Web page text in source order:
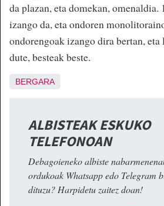
da plazan, eta domekan, omenaldia.
izango da, eta ondoren
ondorengoak izango dira bertan,
dute, besteak beste.
BERGARA
ALBISTEAK ESKUKO
TELEFONOAN
Debagoieneko albiste
ordukoak Whatsapp edo Telegram
dituzu? Harpidetu zaitez doan!